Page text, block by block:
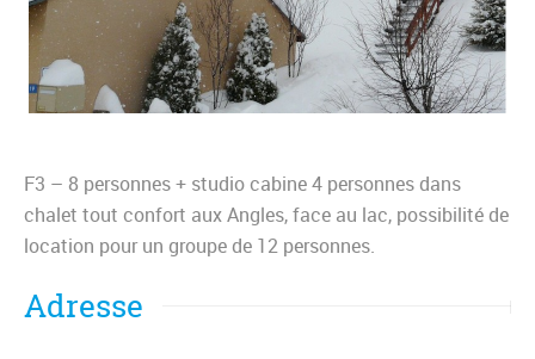
F3 – 8 personnes + studio cabine 4 personnes dans
chalet tout confort aux Angles, face au lac, possibilité de
location pour un groupe de 12 personnes.
Adresse